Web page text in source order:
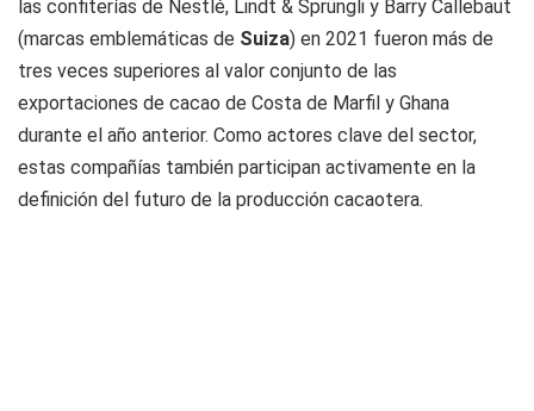
las confiterías de Nestlé, Lindt & Sprüngli y Barry Callebaut
(marcas emblemáticas de Suiza) en 2021 fueron más de
tres veces superiores al valor conjunto de las
exportaciones de cacao de Costa de Marfil y Ghana
durante el año anterior. Como actores clave del sector,
estas compañías también participan activamente en la
definición del futuro de la producción cacaotera.